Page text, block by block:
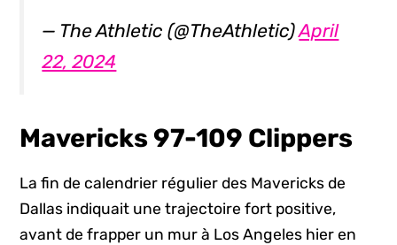
— The Athletic (@TheAthletic)April
22, 2024
Mavericks 97-109 Clippers
La fin de calendrier régulier des Mavericks de
Dallas indiquait une trajectoire fort positive,
avant de frapper un mur à Los Angeles hier en